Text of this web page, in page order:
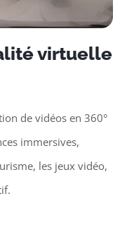
virtuelle
de vidéos en 360°
immersives,
les jeux vidéo,